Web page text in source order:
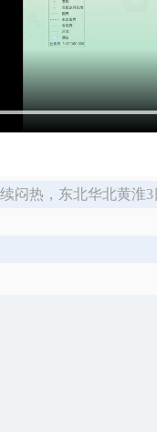
闷热，东北华北黄淮